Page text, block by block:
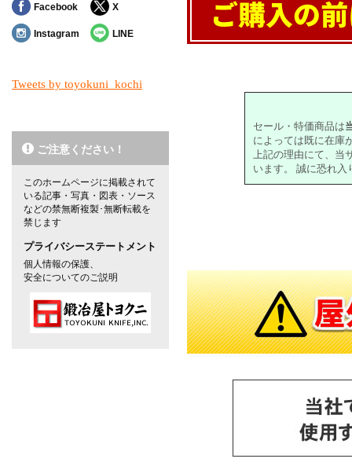
セール・特価商品は
によっては既に在庫
上記の理由にて、当
います。 誠に恐れ
Facebook X
Instagram LINE
Tweets by toyokuni_kochi
ご注意ください！
このホームページに掲載されて
いる記事・写真・図表・ソース
などの禁無断複製･無断転載を
禁じます
プライバシーステートメント
個人情報の保護、
安全についてのご説明